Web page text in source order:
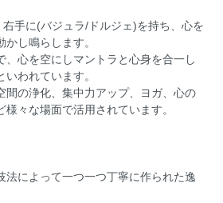
手に(バジュラ/ドルジェ)を持ち、心を
し鳴らします。
、心を空にしマントラと心身を合一し
われています。
間の浄化、集中力アップ、ヨガ、心の
々な場面で活用されています。
法によって一つ一つ丁寧に作られた逸